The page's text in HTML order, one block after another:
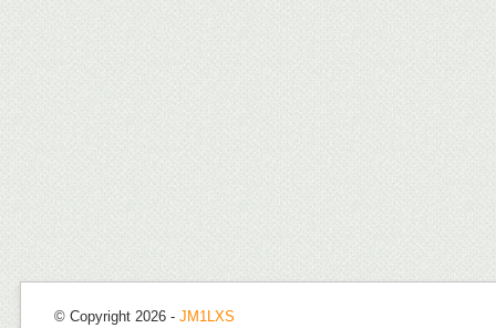
© Copyright 2026 - JM1LXS